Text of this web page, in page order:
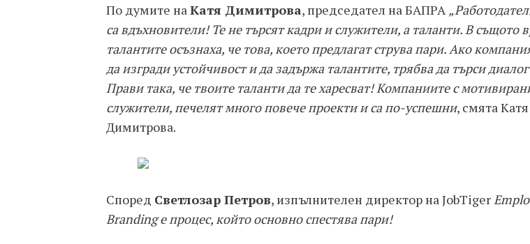
По думите наКатя Димитрова, председател на БАПРА
са вдъхновители! Те не търсят кадри и служители, а таланти. В същото
талантите осъзнаха, че това, което предлагат струва пари. Ако
да изгради устойчивост и да задържа талантите, трябва да търси
Прави така, че твоите таланти да те харесват! Компаниите с
служители, печелят много повече проекти и са по-успешни, смята Катя
Димитрова.
Според Светлозар Петров, изпълнителен директор на JobTiger
Branding е процес, който основно спестява пари!